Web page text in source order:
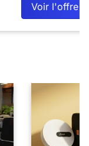
Voir l'offre